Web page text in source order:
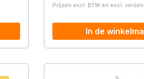
Prijzen excl. BTW en excl.
In de